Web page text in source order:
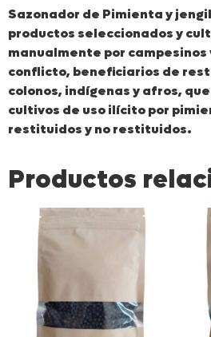
Sazonador de Pimienta y
productos seleccionados y
manualmente por
conflicto, beneficiarios de
colonos, indígenas y afros,
cultivos de uso ilícito por
restituidos y no restituidos.
Productos